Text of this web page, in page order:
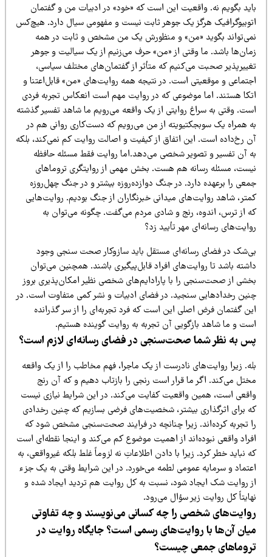
بگویم نه. واقعیت این است که «خود» در ادبیات من و گفتمان
هرگز یک جوهر ثابت نیست و مفهومی سیال دارد. هیچ‌کس
بگوید «من» و منظورش یک من مشخص و ثابت در همه
باشد. ما وقتی از «من» حرف می‌زنیم از یک سیالیت و جوهر
صحبت می‌کنیم که متأثر از گفتمان‌های مختلف سیاسی،
و موقعیتی است. در نتیجه همه روایت‌های «من» قابل‌اعتنا و
هستند. اما موضوعی که در روایت مهم است انعکاس تجربه فردی
وقتی به سراغ روایتی از یک واقعه می‌رویم ما شاهد تفسیر گذشته
همراه یک سوبجکتیویته از من می‌رویم که دست‌کاری روانی هم در
رخ‌داده است. این اتفاق از کیفیت و اصالت روایت کم نمی‌کند، بلکه
آن تفسیر و تصویر شخصی می‌دهد.اما روایت فقط مسئله حافظه
مسئله رسانه هم هست. بخش مهمی از روایتگری تروماهای
را برعهده دارد. در جنگ دوازده‌روزه بیشتر و در جنگ چهل‌روزه
شاهد روایت‌های میدانی خبرنگاران از جنگ بودیم. روایت‌هایی
از ترس، اندوه، رنج و شادی مردم می‌گفت. چگونه می‌توان به
رسانه‌ای مهر تأیید زد؟
در فضای رسانه‌ای مستقل باید سازوکار صحت سنجی وجود
باشد تا روایت‌های افراد قابل‌پیگیری باشند. همچنین می‌توان
از صحت‌سنجی را با پارادایم‌های شخصی نظیر امکان‌پذیری بروز
رخدادهایی سنجید. در فضای ادبیات و نشر کمی متفاوت است. در
گفتمان فرض اصلی این است که فرد تجربه‌ای را از سر گذرانده
و ما شاهد بازگویی آن تجربه به روایت گوینده هستیم.
به نظر شما صحت‌سنجی در فضای رسانه‌ای لازم است؟
زیرا روایت‌های نادرست از یک ماجرا، فهم مخاطب را از یک واقعه
می‌کند. اگر ما قرار است رنجی را بازتاب دهیم و که آن رنج
است، همین واقعیت کفایت می‌کند. در این شرایط نیازی نیست
برای اثرگذاری بیشتر، شخصیت‌های فرضی بسازیم که چنین رخدادی
تجربه کرده‌اند. زیرا چنانچه در فرایند صحت‌سنجی مشخص شود که
واقعی نبوده‌اند از اهمیت موضوع کم می‌کند و اینجا نقطه‌ای است
نباید خطر کرد. زیرا با دادن اطلاعاتِ نه لزوماً غلط بلکه غیرواقعی، به
و سرمایه عمومی لطمه می‌خورد. در این شرایط وقتی به یک جزء
روایت شک ایجاد شود، نسبت به کل روایت هم تردید ایجاد شده و
کل روایت زیر سؤال می‌رود.
شخصی را چه کسانی می‌نویسند و چه تفاوتی
آن‌ها با روایت‌های رسمی است؟ جایگاه روایت در
جمعی چیست؟